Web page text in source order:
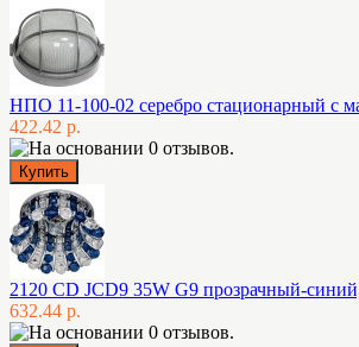
НПО 11-100-02 серебро стационарный с
422.42 р.
2120 CD JCD9 35W G9 прозрачный-
632.44 р.